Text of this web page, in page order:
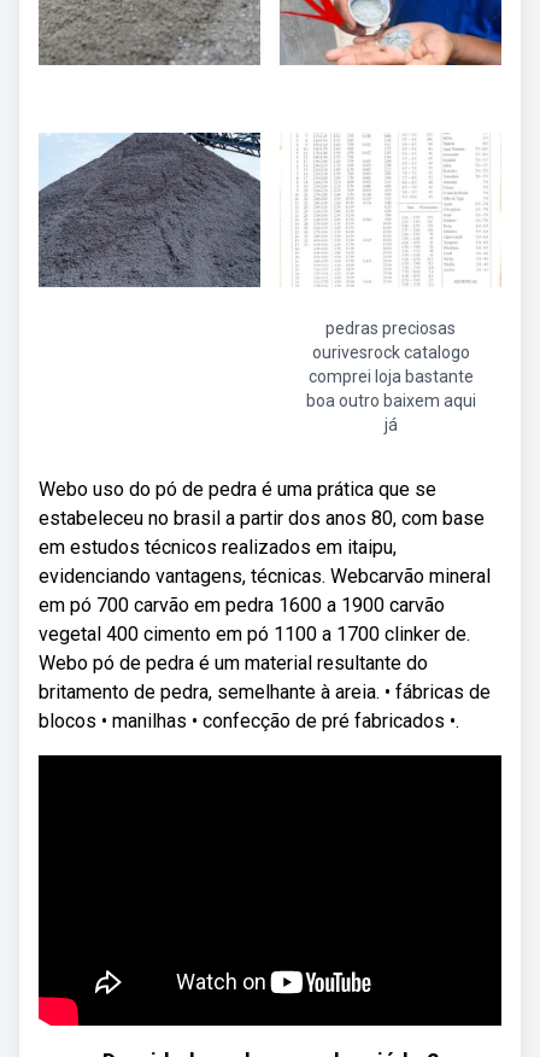
pedras preciosas
ourivesrock catalogo
comprei loja bastante
boa outro baixem aqui
já
Webo uso do pó de pedra é uma prática que se
estabeleceu no brasil a partir dos anos 80, com base
em estudos técnicos realizados em itaipu,
evidenciando vantagens, técnicas. Webcarvão mineral
em pó 700 carvão em pedra 1600 a 1900 carvão
vegetal 400 cimento em pó 1100 a 1700 clinker de.
Webo pó de pedra é um material resultante do
britamento de pedra, semelhante à areia. • fábricas de
blocos • manilhas • confecção de pré fabricados •.